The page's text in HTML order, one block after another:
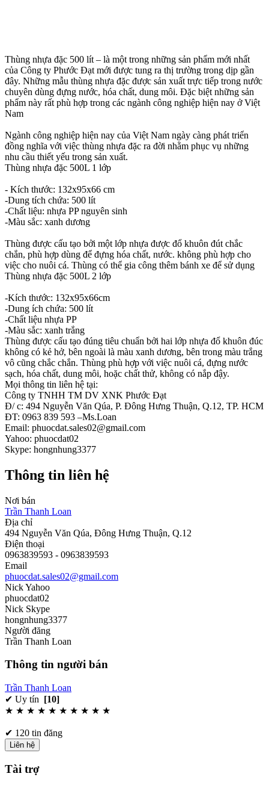
Thùng nhựa đặc 500 lít – là một trong những sản phẩm mới nhất
của Công ty Phước Đạt mới được tung ra thị trường trong dịp gần
đây. Những mẫu thùng nhựa đặc được sản xuất trực tiếp trong nước
chuyên dùng đựng nước, hóa chất, dung môi. Đặc biệt những sản
phẩm này rất phù hợp trong các ngành công nghiệp hiện nay ở Việt
Nam
Ngành công nghiệp hiện nay của Việt Nam ngày càng phát triển
đồng nghĩa với việc thùng nhựa đặc ra đời nhằm phục vụ những
nhu cầu thiết yếu trong sản xuất.
Thùng nhựa đặc 500L 1 lớp
- Kích thước: 132x95x66 cm
-Dung tích chứa: 500 lít
-Chất liệu: nhựa PP nguyên sinh
-Màu sắc: xanh dương
Thùng được cấu tạo bởi một lớp nhựa được đổ khuôn đút chắc
chắn, phù hợp dùng để đựng hóa chất, nước. không phù hợp cho
việc cho nuôi cá. Thùng có thể gia công thêm bánh xe để sử dụng
Thùng nhựa đặc 500L 2 lớp
-Kích thước: 132x95x66cm
-Dung ích chứa: 500 lít
-Chất liệu nhựa PP
-Màu sắc: xanh trắng
Thùng được cấu tạo đúng tiêu chuẩn bởi hai lớp nhựa đổ khuôn đúc
không có kẻ hở, bên ngoài là màu xanh dương, bên trong màu trắng
vô cũng chắc chắn. Thùng phù hợp với việc nuôi cá, đựng nước
sạch, hóa chất, dung môi, hoặc chất thử, không có nắp đậy.
Mọi thông tin liên hệ tại:
Công ty TNHH TM DV XNK Phước Đạt
Đ/ c: 494 Nguyễn Văn Qúa, P. Đông Hưng Thuận, Q.12, TP. HCM
ĐT: 0963 839 593 –Ms.Loan
Email: phuocdat.sales02@gmail.com
Yahoo: phuocdat02
Skype: hongnhung3377
Thông tin liên hệ
Nơi bán
Trần Thanh Loan
Địa chỉ
494 Nguyễn Văn Qúa, Đông Hưng Thuận, Q.12
Điện thoại
0963839593 - 0963839593
Email
phuocdat.sales02@gmail.com
Nick Yahoo
phuocdat02
Nick Skype
hongnhung3377
Người đăng
Trần Thanh Loan
Thông tin người bán
Trần Thanh Loan
✔ Uy tín [10]
★ ★ ★ ★ ★ ★ ★ ★ ★ ★
✔ 120 tin đăng
Liên hệ
Tài trợ